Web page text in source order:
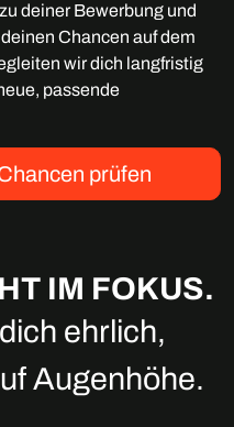
deiner Bewerbung und
Chancen auf dem
wir dich langfristig
passende
prüfen
IM FOKUS.
ehrlich,
Augenhöhe.